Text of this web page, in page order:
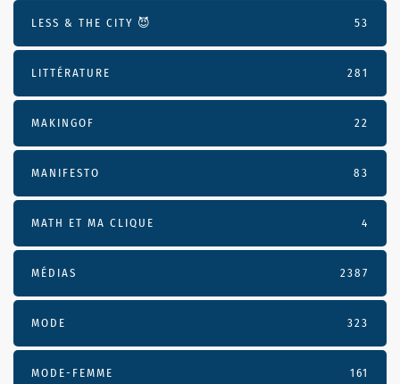
LESS & THE CITY 😈 53
LITTÉRATURE 281
MAKINGOF 22
MANIFESTO 83
MATH ET MA CLIQUE 4
MÉDIAS 2387
MODE 323
MODE-FEMME 161